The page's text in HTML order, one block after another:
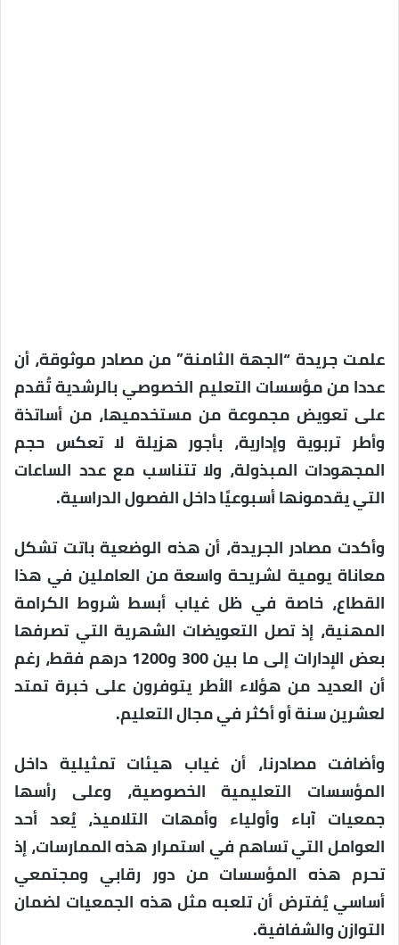
علمت جريدة “الجهة الثامنة” من مصادر موثوقة، أن
عددا من مؤسسات التعليم الخصوصي بالرشدية تُقدم
على تعويض مجموعة من مستخدميها، من أساتذة
وأطر تربوية وإدارية، بأجور هزيلة لا تعكس حجم
المجهودات المبذولة، ولا تتناسب مع عدد الساعات
التي يقدمونها أسبوعيًا داخل الفصول الدراسية.
وأكدت مصادر الجريدة، أن هذه الوضعية باتت تشكل
معاناة يومية لشريحة واسعة من العاملين في هذا
القطاع، خاصة في ظل غياب أبسط شروط الكرامة
المهنية، إذ تصل التعويضات الشهرية التي تصرفها
بعض الإدارات إلى ما بين 300 و1200 درهم فقط، رغم
أن العديد من هؤلاء الأطر يتوفرون على خبرة تمتد
لعشرين سنة أو أكثر في مجال التعليم.
وأضافت مصادرنا، أن غياب هيئات تمثيلية داخل
المؤسسات التعليمية الخصوصية، وعلى رأسها
جمعيات آباء وأولياء وأمهات التلاميذ، يُعد أحد
العوامل التي تساهم في استمرار هذه الممارسات، إذ
تحرم هذه المؤسسات من دور رقابي ومجتمعي
أساسي يُفترض أن تلعبه مثل هذه الجمعيات لضمان
التوازن والشفافية.